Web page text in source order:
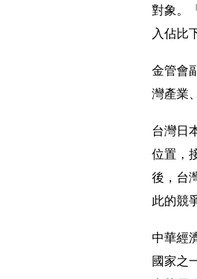
對象。
入佔比
金管會
灣產業
台灣日
位置，
後，台
此的競
中華經
國家之